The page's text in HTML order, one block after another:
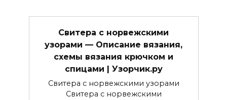
Свитера с норвежскими
узорами — Описание вязания,
схемы вязания крючком и
спицами | Узорчик.ру
Свитера с норвежскими узорами
Свитера с норвежскими